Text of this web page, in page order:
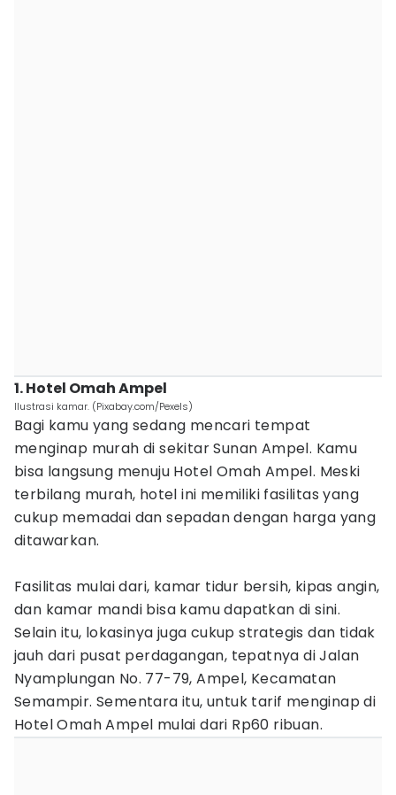
1. Hotel Omah Ampel
Ilustrasi kamar. (Pixabay.com/Pexels)
Bagi kamu yang sedang mencari tempat
menginap murah di sekitar Sunan Ampel. Kamu
bisa langsung menuju Hotel Omah Ampel. Meski
terbilang murah, hotel ini memiliki fasilitas yang
cukup memadai dan sepadan dengan harga yang
ditawarkan.
Fasilitas mulai dari, kamar tidur bersih, kipas angin,
dan kamar mandi bisa kamu dapatkan di sini.
Selain itu, lokasinya juga cukup strategis dan tidak
jauh dari pusat perdagangan, tepatnya di Jalan
Nyamplungan No. 77-79, Ampel, Kecamatan
Semampir. Sementara itu, untuk tarif menginap di
Hotel Omah Ampel mulai dari Rp60 ribuan.